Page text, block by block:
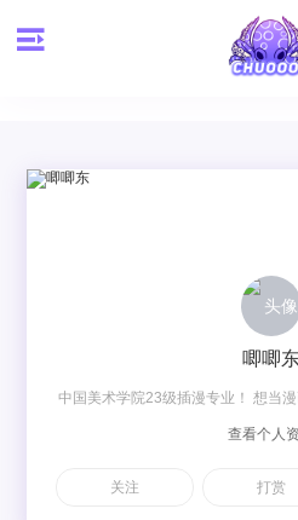
唧唧
中国美术学院23级插漫专业！ 想当
漫！ 感谢你的
查看个人
关注 打赏